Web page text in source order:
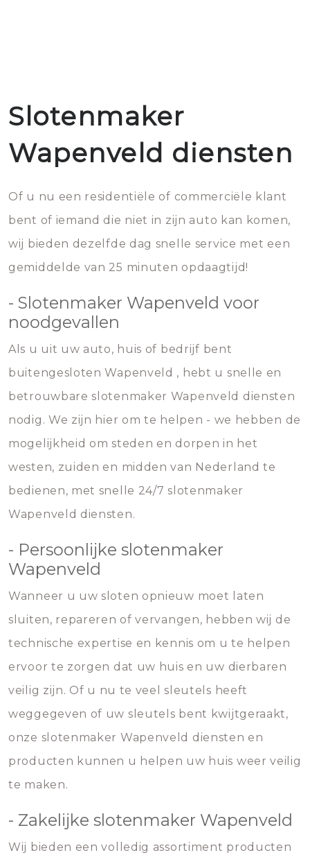
Slotenmaker
Wapenveld diensten
Of u nu een residentiële of commerciële klant
bent of iemand die niet in zijn auto kan komen,
wij bieden dezelfde dag snelle service met een
gemiddelde van 25 minuten opdaagtijd!
- Slotenmaker Wapenveld voor
noodgevallen
Als u uit uw auto, huis of bedrijf bent
buitengesloten Wapenveld , hebt u snelle en
betrouwbare slotenmaker Wapenveld diensten
nodig. We zijn hier om te helpen - we hebben de
mogelijkheid om steden en dorpen in het
westen, zuiden en midden van Nederland te
bedienen, met snelle 24/7 slotenmaker
Wapenveld diensten.
- Persoonlijke slotenmaker
Wapenveld
Wanneer u uw sloten opnieuw moet laten
sluiten, repareren of vervangen, hebben wij de
technische expertise en kennis om u te helpen
ervoor te zorgen dat uw huis en uw dierbaren
veilig zijn. Of u nu te veel sleutels heeft
weggegeven of uw sleutels bent kwijtgeraakt,
onze slotenmaker Wapenveld diensten en
producten kunnen u helpen uw huis weer veilig
te maken.
- Zakelijke slotenmaker Wapenveld
Wij bieden een volledig assortiment producten